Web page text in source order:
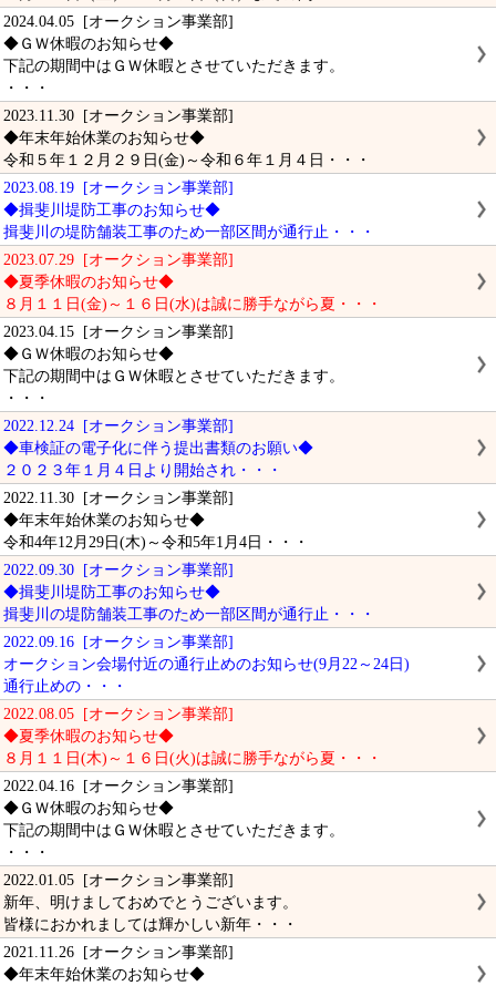
2024.04.05 [オークション事業部]
◆ＧＷ休暇のお知らせ◆
下記の期間中はＧＷ休暇とさせていただきます。
・・・
2023.11.30 [オークション事業部]
◆年末年始休業のお知らせ◆
令和５年１２月２９日(金)～令和６年１月４日・・・
2023.08.19 [オークション事業部]
◆揖斐川堤防工事のお知らせ◆
揖斐川の堤防舗装工事のため一部区間が通行止・・・
2023.07.29 [オークション事業部]
◆夏季休暇のお知らせ◆
８月１１日(金)～１６日(水)は誠に勝手ながら夏・・・
2023.04.15 [オークション事業部]
◆ＧＷ休暇のお知らせ◆
下記の期間中はＧＷ休暇とさせていただきます。
・・・
2022.12.24 [オークション事業部]
◆車検証の電子化に伴う提出書類のお願い◆
２０２３年１月４日より開始され・・・
2022.11.30 [オークション事業部]
◆年末年始休業のお知らせ◆
令和4年12月29日(木)～令和5年1月4日・・・
2022.09.30 [オークション事業部]
◆揖斐川堤防工事のお知らせ◆
揖斐川の堤防舗装工事のため一部区間が通行止・・・
2022.09.16 [オークション事業部]
オークション会場付近の通行止めのお知らせ(9月22～24日)
通行止めの・・・
2022.08.05 [オークション事業部]
◆夏季休暇のお知らせ◆
８月１１日(木)～１６日(火)は誠に勝手ながら夏・・・
2022.04.16 [オークション事業部]
◆ＧＷ休暇のお知らせ◆
下記の期間中はＧＷ休暇とさせていただきます。
・・・
2022.01.05 [オークション事業部]
新年、明けましておめでとうございます。
皆様におかれましては輝かしい新年・・・
2021.11.26 [オークション事業部]
◆年末年始休業のお知らせ◆